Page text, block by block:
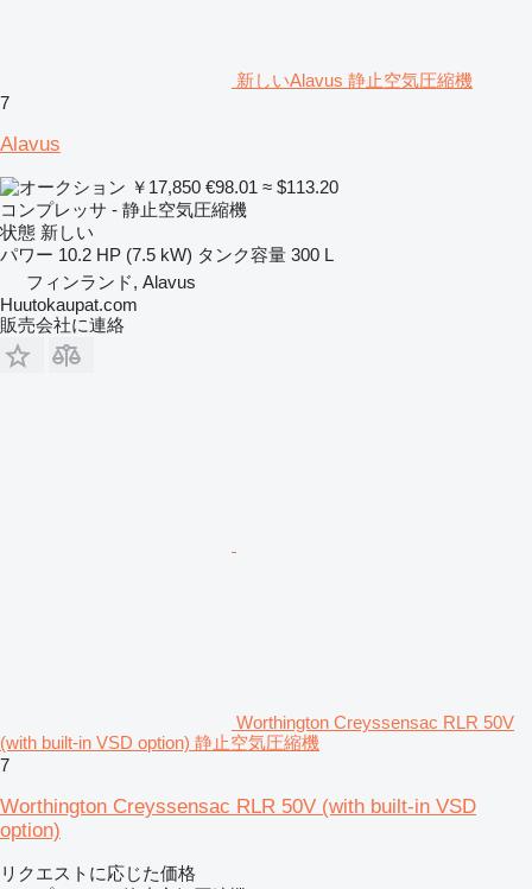
新しいAlavus 静止空気圧縮機
7
Alavus
￥17,850 €98.01 ≈ $113.20
コンプレッサ - 静止空気圧縮機
状態 新しい
パワー 10.2 HP (7.5 kW) タンク容量 300 L
フィンランド, Alavus
Huutokaupat.com
販売会社に連絡
Worthington Creyssensac RLR 50V
(with built-in VSD option) 静止空気圧縮機
7
Worthington Creyssensac RLR 50V (with built-in VSD
option)
リクエストに応じた価格